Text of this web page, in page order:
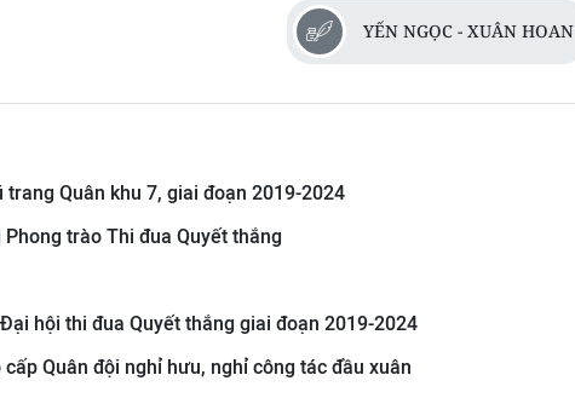
YẾN NGỌC - XUÂN HOAN
Quân khu 7, giai đoạn 2019-2024
trào Thi đua Quyết thắng
hội thi đua Quyết thắng giai đoạn 2019-2024
Quân đội nghỉ hưu, nghỉ công tác đầu xuân